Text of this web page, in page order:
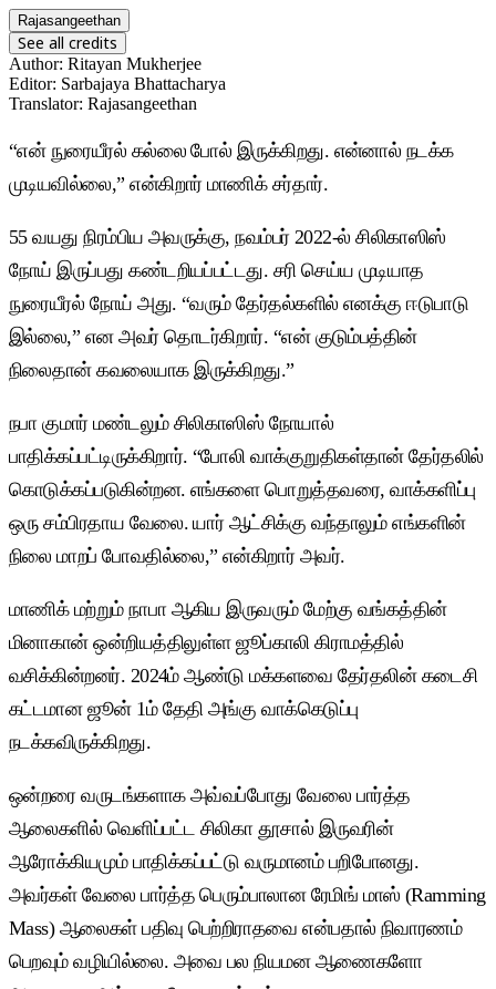
Rajasangeethan
See all credits
Author: Ritayan Mukherjee
Editor: Sarbajaya Bhattacharya
Translator: Rajasangeethan
“என் நுரையீரல் கல்லை போல் இருக்கிறது. என்னால் நடக்க
முடியவில்லை,” என்கிறார் மாணிக் சர்தார்.
55 வயது நிரம்பிய அவருக்கு, நவம்பர் 2022-ல் சிலிகாஸிஸ்
நோய் இருப்பது கண்டறியப்பட்டது. சரி செய்ய முடியாத
நுரையீரல் நோய் அது. “வரும் தேர்தல்களில் எனக்கு ஈடுபாடு
இல்லை,” என அவர் தொடர்கிறார். “என் குடும்பத்தின்
நிலைதான் கவலையாக இருக்கிறது.”
நபா குமார் மண்டலும் சிலிகாஸிஸ் நோயால்
பாதிக்கப்பட்டிருக்கிறார். “போலி வாக்குறுதிகள்தான் தேர்தலில்
கொடுக்கப்படுகின்றன. எங்களை பொறுத்தவரை, வாக்களிப்பு
ஒரு சம்பிரதாய வேலை. யார் ஆட்சிக்கு வந்தாலும் எங்களின்
நிலை மாறப் போவதில்லை,” என்கிறார் அவர்.
மாணிக் மற்றும் நாபா ஆகிய இருவரும் மேற்கு வங்கத்தின்
மினாகான் ஒன்றியத்திலுள்ள ஜூப்காலி கிராமத்தில்
வசிக்கின்றனர். 2024ம் ஆண்டு மக்களவை தேர்தலின் கடைசி
கட்டமான ஜூன் 1ம் தேதி அங்கு வாக்கெடுப்பு
நடக்கவிருக்கிறது.
ஒன்றரை வருடங்களாக அவ்வப்போது வேலை பார்த்த
ஆலைகளில் வெளிப்பட்ட சிலிகா தூசால் இருவரின்
ஆரோக்கியமும் பாதிக்கப்பட்டு வருமானம் பறிபோனது.
அவர்கள் வேலை பார்த்த பெரும்பாலான ரேமிங் மாஸ் (Ramming
Mass) ஆலைகள் பதிவு பெற்றிராதவை என்பதால் நிவாரணம்
பெறவும் வழியில்லை. அவை பல நியமன ஆணைகளோ